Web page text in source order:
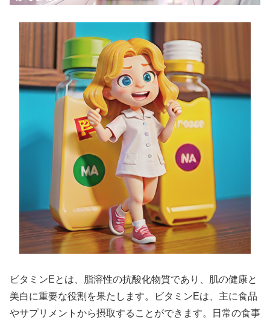
ビタミンEとは、脂溶性の抗酸化物質であり、肌の健康と
美白に重要な役割を果たします。ビタミンEは、主に食品
やサプリメントから摂取することができます。日常の食事